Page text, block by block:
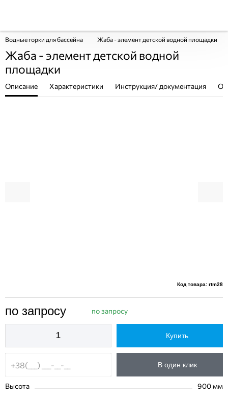
Водные горки для бассейна Жаба - элемент детской водной площадки
Жаба - элемент детской водной
площадки
Описание Характеристики Инструкция/ документация
Код товара: rtm28
по запросу по запросу
Купить
В один клик
Высота 900 мм